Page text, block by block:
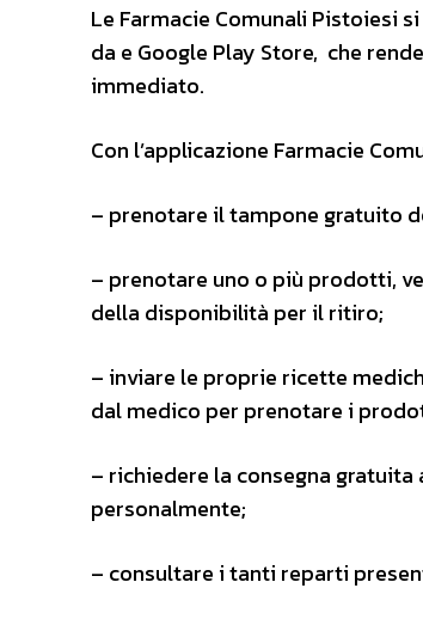
Le Farmacie Comunali Pistoiesi
da e Google Play Store, che
immediato.
Con l’applicazione Farmacie
– prenotare il tampone gratuito
– prenotare uno o più prodotti,
della disponibilità per il ritiro;
– inviare le proprie ricette
dal medico per prenotare i
– richiedere la consegna
personalmente;
– consultare i tanti reparti